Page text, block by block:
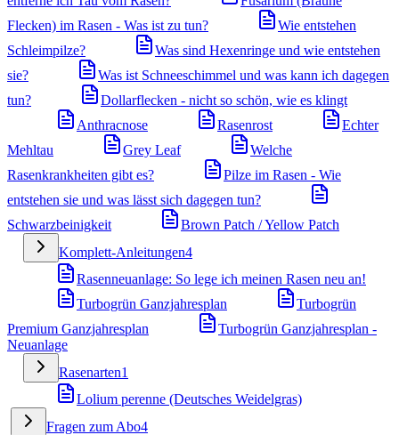
Flecken) im Rasen - Was ist zu tun?
Wie entstehen
Schleimpilze?
Was sind Hexenringe und wie entstehen
sie?
Was ist Schneeschimmel und was kann ich dagegen
tun?
Dollarflecken - nicht so schön, wie es klingt
Anthracnose
Rasenrost
Echter
Mehltau
Grey Leaf
Welche
Rasenkrankheiten gibt es?
Pilze im Rasen - Wie
entstehen sie und was lässt sich dagegen tun?
Schwarzbeinigkeit
Brown Patch / Yellow Patch
Komplett-Anleitungen4
Rasenneuanlage: So lege ich meinen Rasen neu an!
Turbogrün Ganzjahresplan
Turbogrün
Premium Ganzjahresplan
Turbogrün Ganzjahresplan -
Neuanlage
Rasenarten1
Lolium perenne (Deutsches Weidelgras)
Fragen zum Abo4